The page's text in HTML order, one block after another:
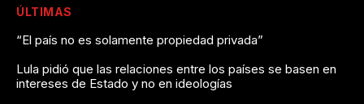
ÚLTIMAS
“El país no es solamente propiedad privada”
Lula pidió que las relaciones entre los países se basen en
intereses de Estado y no en ideologías